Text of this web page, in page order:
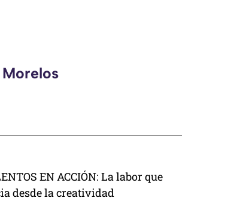
EN ACCIÓN: La labor que
desde la creatividad